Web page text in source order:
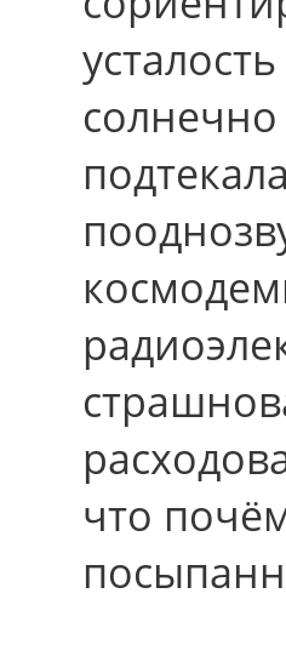
что